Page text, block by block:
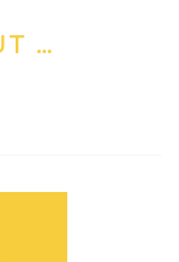
…